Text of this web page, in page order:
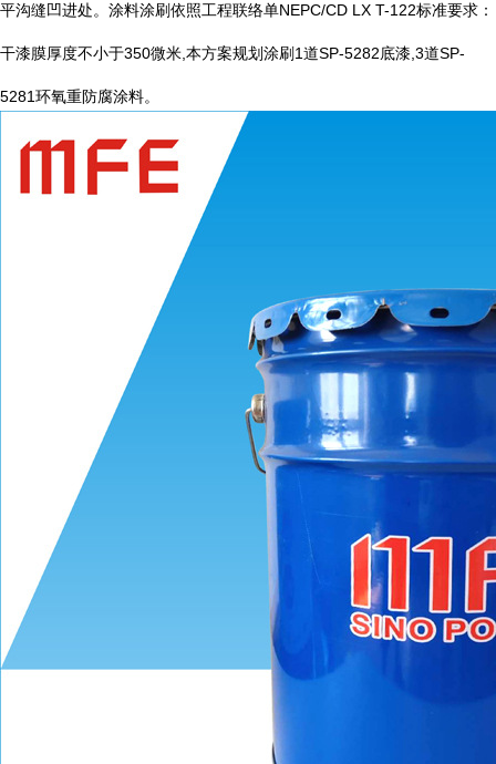
平沟缝凹进处。涂料涂刷依照工程联络单NEPC/CD LX T-122标准要求：
干漆膜厚度不小于350微米 本方案规划涂刷 1道SP-5282底漆 ,3道SP-
5281环氧重防腐涂料。